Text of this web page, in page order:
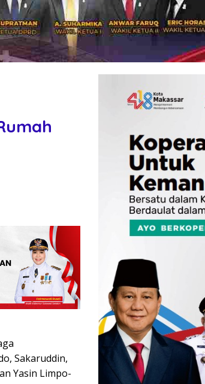
Sakaruddin,
Yasin Limpo-